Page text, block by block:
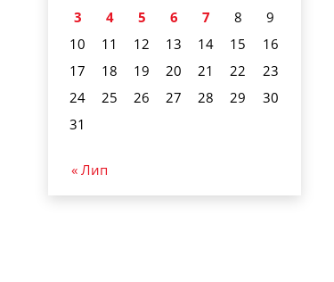
3
4 5 6 7 8
9
10
11 12 13 14 15
16
17
18 19 20 21 22
23
24
25 26 27 28 29
30
31
« Лип